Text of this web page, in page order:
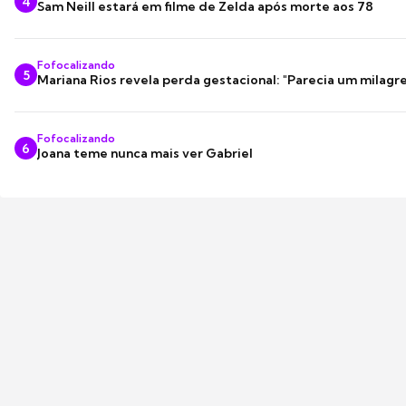
Sam Neill estará em filme de Zelda após morte aos 78
5
Fofocalizando
Mariana Rios revela perda gestacional: "Parecia um
6
Fofocalizando
Joana teme nunca mais ver Gabriel